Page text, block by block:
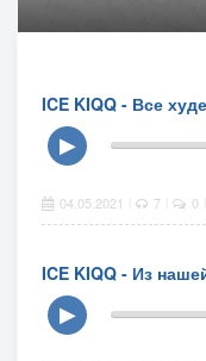
ICE KIQQ - Все
▶
04.05.2021 7 0
ICE KIQQ - Из
▶